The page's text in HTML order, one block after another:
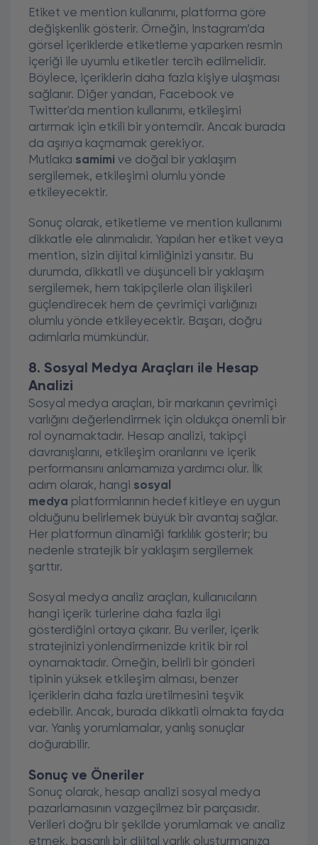
Etiket ve mention kullanımı, platforma göre
değişkenlik gösterir. Örneğin, Instagram’da
görsel içeriklerde etiketleme yaparken resmin
içeriği ile uyumlu etiketler tercih edilmelidir.
Böylece, içeriklerin daha fazla kişiye ulaşması
sağlanır. Diğer yandan, Facebook ve
Twitter'da mention kullanımı, etkileşimi
artırmak için etkili bir yöntemdir. Ancak burada
da aşırıya kaçmamak gerekiyor.
Mutlaka samimi ve doğal bir yaklaşım
sergilemek, etkileşimi olumlu yönde
etkileyecektir.
Sonuç olarak, etiketleme ve mention kullanımı
dikkatle ele alınmalıdır. Yapılan her etiket veya
mention, sizin dijital kimliğinizi yansıtır. Bu
durumda, dikkatli ve düşünceli bir yaklaşım
sergilemek, hem takipçilerle olan ilişkileri
güçlendirecek hem de çevrimiçi varlığınızı
olumlu yönde etkileyecektir. Başarı, doğru
adımlarla mümkündür.
8. Sosyal Medya Araçları ile Hesap
Analizi
Sosyal medya araçları, bir markanın çevrimiçi
varlığını değerlendirmek için oldukça önemli bir
rol oynamaktadır. Hesap analizi, takipçi
davranışlarını, etkileşim oranlarını ve içerik
performansını anlamamıza yardımcı olur. İlk
adım olarak, hangi sosyal
medya platformlarının hedef kitleye en uygun
olduğunu belirlemek büyük bir avantaj sağlar.
Her platformun dinamiği farklılık gösterir; bu
nedenle stratejik bir yaklaşım sergilemek
şarttır.
Sosyal medya analiz araçları, kullanıcıların
hangi içerik türlerine daha fazla ilgi
gösterdiğini ortaya çıkarır. Bu veriler, içerik
stratejinizi yönlendirmenizde kritik bir rol
oynamaktadır. Örneğin, belirli bir gönderi
tipinin yüksek etkileşim alması, benzer
içeriklerin daha fazla üretilmesini teşvik
edebilir. Ancak, burada dikkatli olmakta fayda
var. Yanlış yorumlamalar, yanlış sonuçlar
doğurabilir.
Sonuç ve Öneriler
Sonuç olarak, hesap analizi sosyal medya
pazarlamasının vazgeçilmez bir parçasıdır.
Verileri doğru bir şekilde yorumlamak ve analiz
etmek, başarılı bir dijital varlık oluşturmanıza